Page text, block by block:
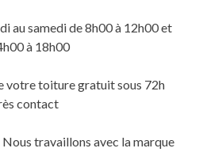
au samedi de 8h00 à 12h00 et
à 18h00
votre toiture gratuit sous 72h
contact
travaillons avec la marque